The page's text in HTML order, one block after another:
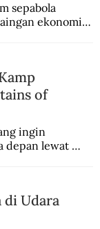
sepabola
ekonomi
of
ingin
depan lewat
di Udara